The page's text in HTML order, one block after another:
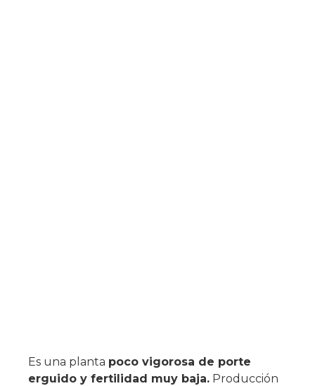
Es una planta poco vigorosa de porte
erguido y fertilidad muy baja. Producción